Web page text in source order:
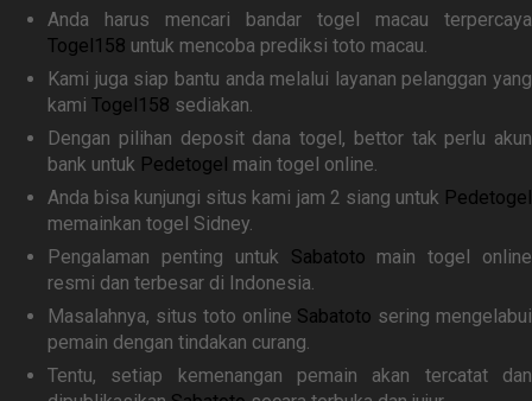
Anda harus mencari bandar togel macau terpercaya
Togel158 untuk mencoba prediksi toto macau.
Kami juga siap bantu anda melalui layanan pelanggan yang
kami Togel158 sediakan.
Dengan pilihan deposit dana togel, bettor tak perlu akun
bank untuk Pedetogel main togel online.
Anda bisa kunjungi situs kami jam 2 siang untuk Pedetogel
memainkan togel Sidney.
Pengalaman penting untuk Sabatoto main togel online
resmi dan terbesar di Indonesia.
Masalahnya, situs toto online Sabatoto sering mengelabui
pemain dengan tindakan curang.
Tentu, setiap kemenangan pemain akan tercatat dan